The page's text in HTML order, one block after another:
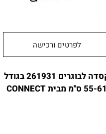
לפרטים ורכישה
קסדה לבוגרים 261931 בגודל
55-61 ס"מ מבית CONNECT